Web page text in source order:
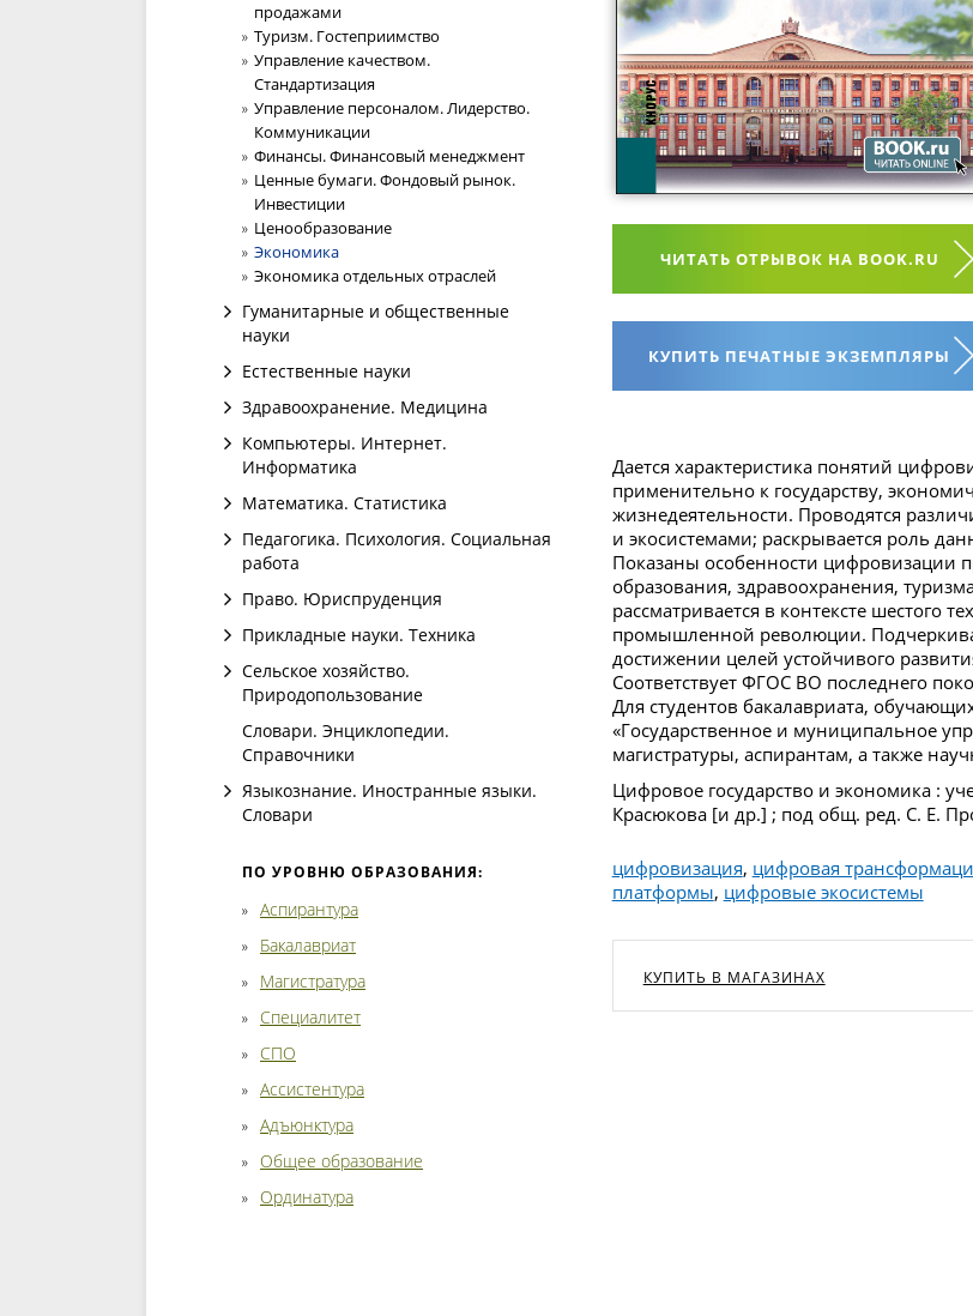
продажами
Туризм. Гостеприимство
Управление качеством.
Стандартизация
Управление персоналом. Лидерство.
Коммуникации
Финансы. Финансовый менеджмент
Ценные бумаги. Фондовый рынок.
Инвестиции
Ценообразование
Экономика
Экономика отдельных отраслей
Гуманитарные и общественные
науки
Естественные науки
Здравоохранение. Медицина
Компьютеры. Интернет.
Информатика
Математика. Статистика
Педагогика. Психология. Социальная
работа
Право. Юриспруденция
Прикладные науки. Техника
Сельское хозяйство.
Природопользование
Словари. Энциклопедии.
Справочники
Языкознание. Иностранные языки.
Словари
ПО УРОВНЮ ОБРАЗОВАНИЯ:
Аспирантура
Бакалавриат
Магистратура
Специалитет
СПО
Ассистентура
Адъюнктура
Общее образование
Ординатура
ЧИТАТЬ ОТРЫВОК НА BOOK.RU
КУПИТЬ ПЕЧАТНЫЕ ЭКЗЕМПЛЯРЫ
Дается характеристика понятий
применительно к государству,
жизнедеятельности. Проводятся
и экосистемами; раскрывается роль
Показаны особенности
образования, здравоохранения,
рассматривается в контексте шестого
промышленной революции.
достижении целей устойчивого
Соответствует ФГОС ВО последнего
Для студентов бакалавриата,
«Государственное и муниципальное
магистратуры, аспирантам, а также
Цифровое государство и экономика :
Красюкова [и др.] ; под общ. ред. С. Е.
цифровизация, цифровая
платформы, цифровые экосистемы
КУПИТЬ В МАГАЗИНАХ